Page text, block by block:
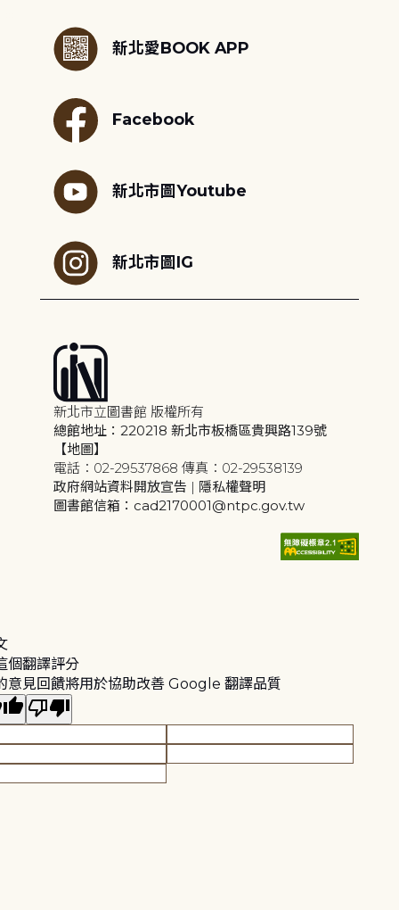
新北愛BOOK APP
Facebook
新北市圖Youtube
新北市圖IG
新北市立圖書館 版權所有
總館地址：220218 新北市板橋區貴興路139號
【地圖】
電話：02-29537868 傳真：02-29538139
政府網站資料開放宣告 | 隱私權聲明
圖書館信箱：cad2170001@ntpc.gov.tw
個翻譯評分
意見回饋將用於協助改善 Google 翻譯品質